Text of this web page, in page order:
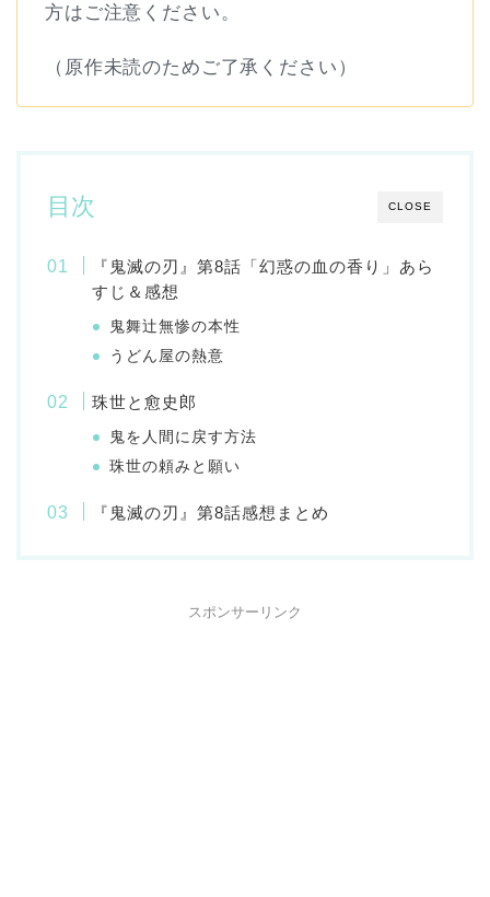
方はご注意ください。
（原作未読のためご了承ください）
CLOSE
目次
『鬼滅の刃』第8話「幻惑の血の香り」あら
すじ＆感想
鬼舞辻無惨の本性
うどん屋の熱意
珠世と愈史郎
鬼を人間に戻す方法
珠世の頼みと願い
『鬼滅の刃』第8話感想まとめ
スポンサーリンク